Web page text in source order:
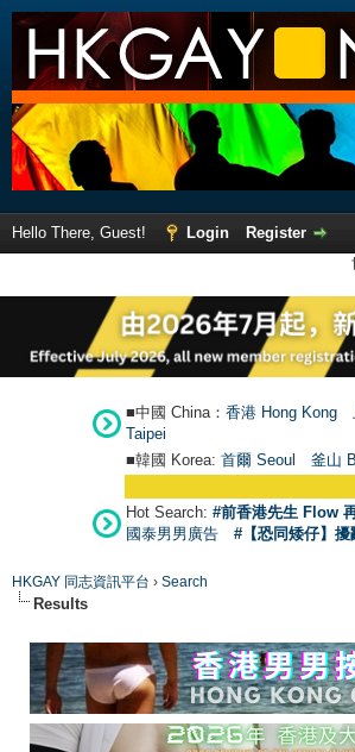
Hello There, Guest! Login
Register
■中國 China： 香港 Hong Kong
Taipei
■韓國 Korea: 首爾 Seoul 釜山
Hot Search: #前香港先生 Flow
國泰男男廣告
#【恐同矮仔】
HKGAY 同志資訊平台 › Search
Results